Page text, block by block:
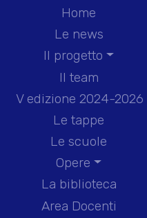
Home
Le news
Il progetto
Il team
V edizione 2024-2026
Le tappe
Le scuole
Opere
La biblioteca
Area Docenti